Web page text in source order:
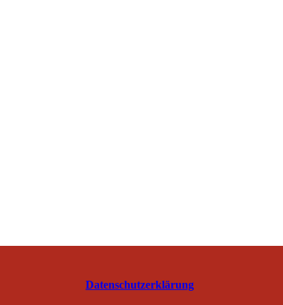
Datenschutzerklärung